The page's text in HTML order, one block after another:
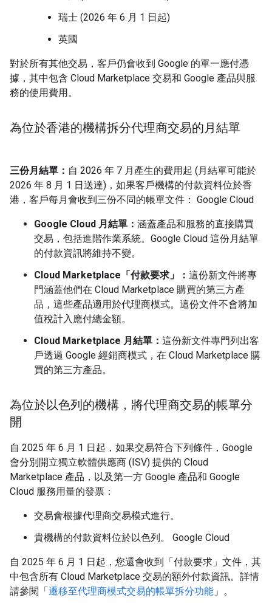
瑞士 (2026 年 6 月 1 日起)
英國
對於所有其他交易，客戶仍會收到 Google 的單一應付憑
據，其中包含 Cloud Marketplace 交易和 Google 產品與服
務的使用費用。
為位於香港的機構拆分代理商交易的月結單
三份月結單： 自 2026 年 7 月產生的費用起 (月結單可能於
2026 年 8 月 1 日送達)，如果客戶機構的付款資料位於香
港，客戶每月會收到三份不同的帳單文件： Google Cloud
Google Cloud 月結單： 涵蓋產品和服務的直接購買
交易，包括進階作業系統。Google Cloud 這份月結單
的付款資訊將維持不變。
Cloud Marketplace「付款要求」： 這份新文件將專
門涵蓋他們在 Cloud Marketplace 購買的第三方產
品，這些產品適用於代理商模式。這份文件不會將加
值稅計入應付總金額。
Cloud Marketplace 月結單： 這份新文件專門列出客
戶透過 Google 經銷商模式，在 Cloud Marketplace 購
買的第三方產品。
為位於以色列的機構，將代理商交易的帳單分
開
自 2025 年 6 月 1 日起，如果交易符合下列條件，Google
會分別開立獨立軟體供應商 (ISV) 提供的 Cloud
Marketplace 產品，以及第一方 Google 產品和 Google
Cloud 服務用量的發票：
交易會根據代理商交易模式進行。
貴機構的付款資料位於以色列。 Google Cloud
自 2025 年 6 月 1 日起，您還會收到「付款要求」 文件，其
中包含所有 Cloud Marketplace 交易的額外付款資訊。詳情
請參閱「遷移至代理商模式交易的帳單拆分功能 」。